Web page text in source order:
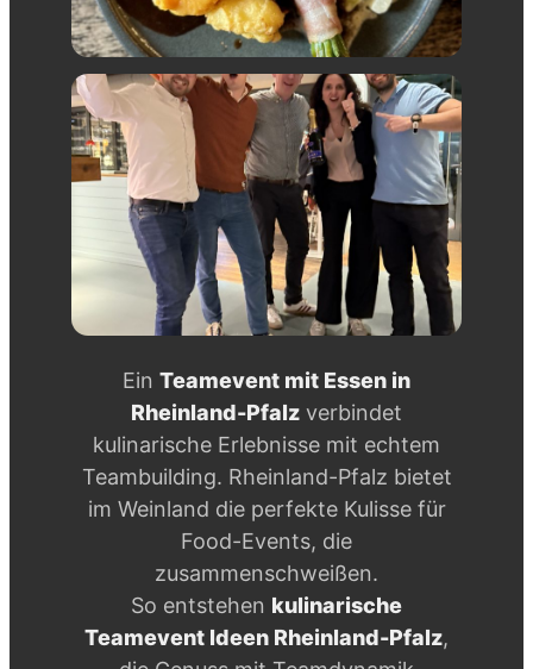
Ein Teamevent mit Essen in
Rheinland-Pfalz verbindet
kulinarische Erlebnisse mit echtem
Teambuilding. Rheinland-Pfalz bietet
im Weinland die perfekte Kulisse für
Food-Events, die
zusammenschweißen.
So entstehen kulinarische
Teamevent Ideen Rheinland-Pfalz,